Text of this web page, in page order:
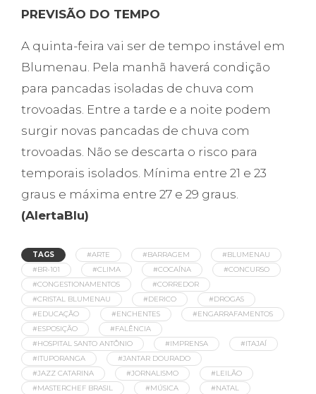
PREVISÃO DO TEMPO
A quinta-feira vai ser de tempo instável em
Blumenau. Pela manhã haverá condição
para pancadas isoladas de chuva com
trovoadas. Entre a tarde e a noite podem
surgir novas pancadas de chuva com
trovoadas. Não se descarta o risco para
temporais isolados. Mínima entre 21 e 23
graus e máxima entre 27 e 29 graus.
(AlertaBlu)
TAGS #ARTE #BARRAGEM
#BLUMENAU
#BR-101
#CLIMA #COCAÍNA
#CONCURSO
#CONGESTIONAMENTOS
#CORREDOR
#CRISTAL BLUMENAU
#DERICO
#DROGAS
#EDUCAÇÃO
#ENCHENTES
#ENGARRAFAMENTOS
#ESPOSIÇÃO
#FALÊNCIA
#HOSPITAL SANTO ANTÔNIO
#IMPRENSA
#ITAJAÍ
#ITUPORANGA
#JANTAR DOURADO
#JAZZ CATARINA
#JORNALISMO
#LEILÃO
#MASTERCHEF BRASIL
#MÚSICA
#NATAL